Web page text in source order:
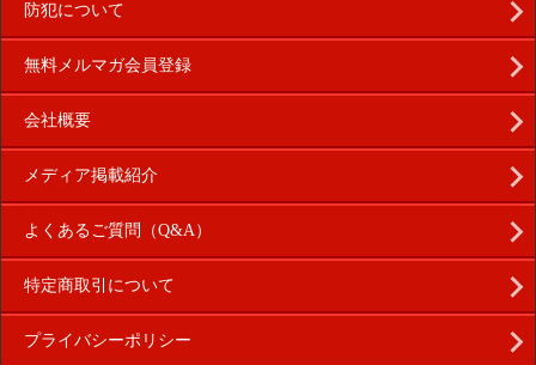
防犯について
無料メルマガ会員登録
会社概要
メディア掲載紹介
よくあるご質問（Q&A）
特定商取引について
プライバシーポリシー